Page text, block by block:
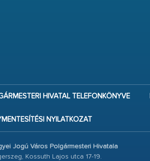
HIVATAL TELEFONKÖNYVE
NYILATKOZAT
Jogú Város Polgármesteri Hivatala
Kossuth Lajos utca 17-19.